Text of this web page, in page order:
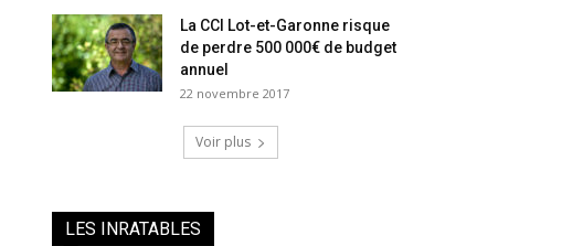
La CCI Lot-et-Garonne risque
de perdre 500 000€ de budget
annuel
22 novembre 2017
Voir plus
LES INRATABLES